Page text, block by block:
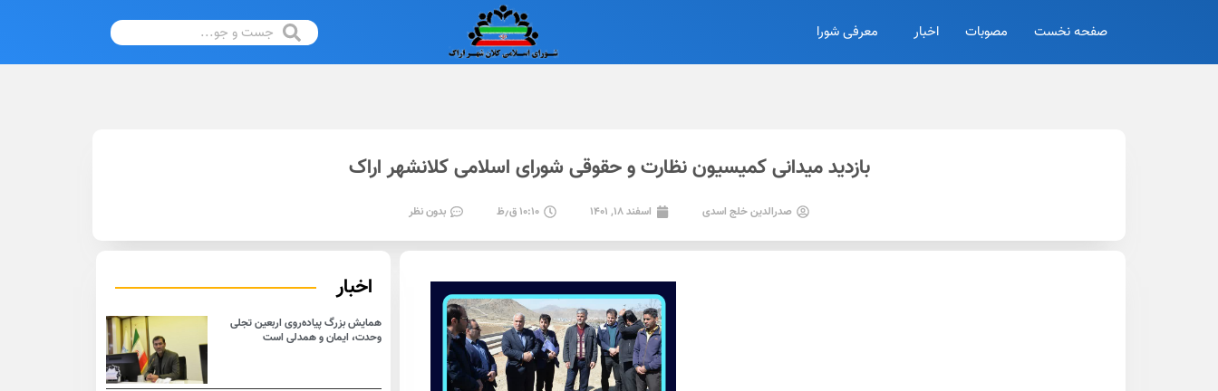
صفحه نخست مصوبات اخبار معرفی شورا
بازدید میدانی کمیسیون نظارت و حقوقی شورای اسلامی کلانشهر اراک
صدرالدین خلج اسدی اسفند ۱۸, ۱۴۰۱ ۱۰:۱۰ ق٫ظ بدون نظر
اخبار
همایش بزرگ پیاده‌روی اربعین تجلی
وحدت، ایمان و همدلی است